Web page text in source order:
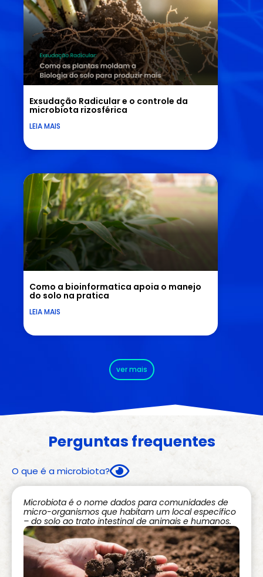
Exsudação Radicular e o controle da
microbiota rizosférica
LEIA MAIS
Como a bioinformatica apoia o manejo
do solo na pratica
LEIA MAIS
ver mais
Perguntas frequentes
O que é a microbiota?
Microbiota é o nome dados para comunidades de
micro-organismos que habitam um local específico
– do solo ao trato intestinal de animais e humanos.